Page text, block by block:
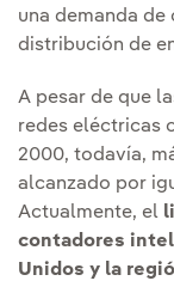
una demanda
distribución de
A pesar de que
redes eléctricas
2000, todavía,
alcanzado por
Actualmente, el
contadores
Unidos y la